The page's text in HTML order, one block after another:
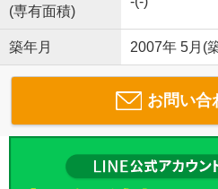
(専有面積)
築年月 2007年 5月(
お問い合